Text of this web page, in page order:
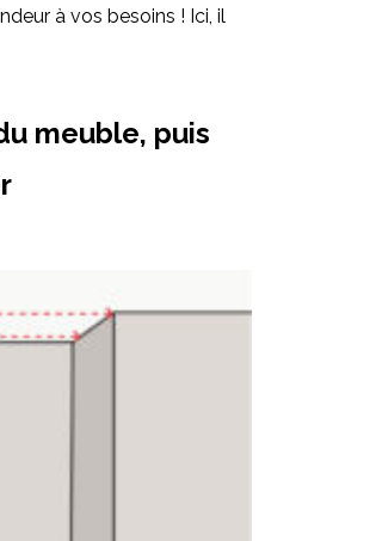
à vos besoins ! Ici, il
meuble, puis